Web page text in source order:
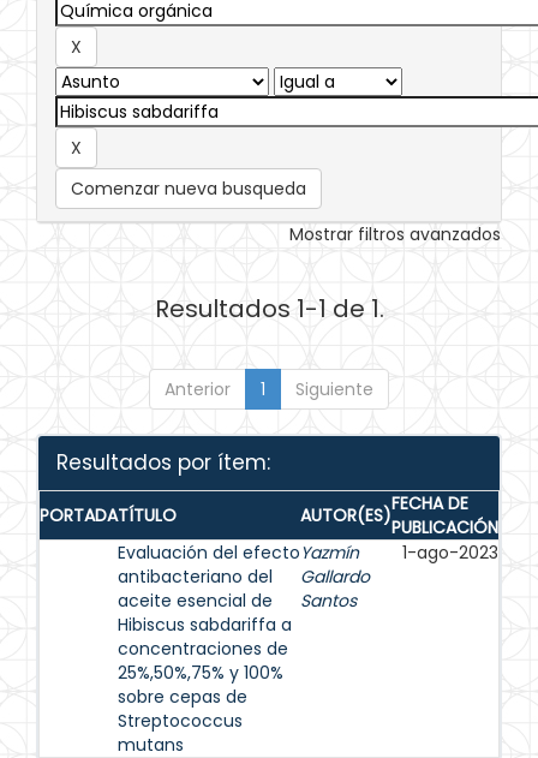
Comenzar nueva busqueda
Mostrar filtros avanzados
Resultados 1-1 de 1.
Anterior 1 Siguiente
Resultados por ítem:
PORTADATÍTULO AUTOR(ES)FECHA DE
PUBLICACIÓN
Evaluación del efecto
antibacteriano del
aceite esencial de
Hibiscus sabdariffa a
concentraciones de
25%,50%,75% y 100%
sobre cepas de
Streptococcus
mutans
Yazmín
Gallardo
Santos
1-ago-2023